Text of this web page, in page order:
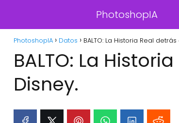
PhotoshopIA
PhotoshopIA Datos BALTO: La Historia Real
BALTO: La
Disney.